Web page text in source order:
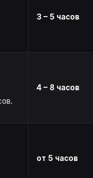
3 – 5 часов
4 – 8 часов
от 5 часов